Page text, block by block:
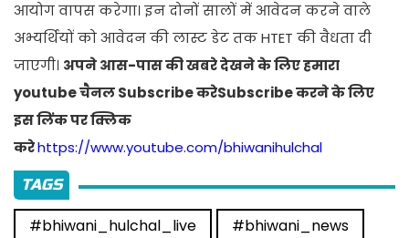
आयोग वापस करेगा। इन दोनों सालों में आवेदन करने वाले
अभ्यर्थियों को आवेदन की लास्ट डेट तक HTET की वैधता दी
जाएगी। अपने आस-पास की खबरे देखने के लिए हमारा
youtube चैनल Subscribe करेSubscribe करने के लिए
इस लिंक पर क्लिक
करेhttps://www.youtube.com/bhiwanihulchal
TAGS
#bhiwani_hulchal_live
#bhiwani_news